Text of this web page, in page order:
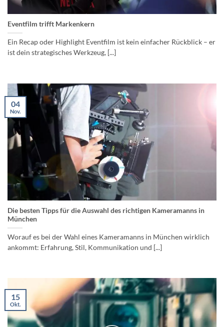
Eventfilm trifft Markenkern
Ein Recap oder Highlight Eventfilm ist kein einfacher Rückblick – er
ist dein strategisches Werkzeug, [...]
Die besten Tipps für die Auswahl des richtigen Kameramanns in
München
Worauf es bei der Wahl eines Kameramanns in München wirklich
ankommt: Erfahrung, Stil, Kommunikation und [...]
04
Nov.
15
Okt.